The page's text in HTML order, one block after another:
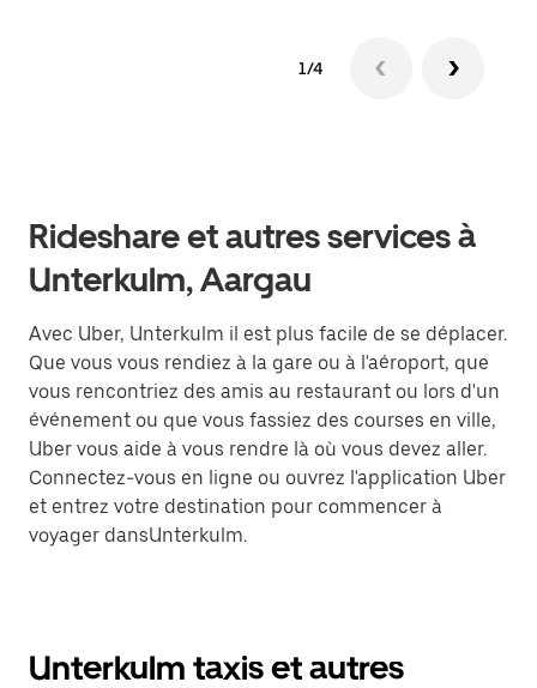
1/4
Rideshare et autres services à
Unterkulm, Aargau
Avec Uber, Unterkulm il est plus facile de se déplacer.
Que vous vous rendiez à la gare ou à l'aéroport, que
vous rencontriez des amis au restaurant ou lors d'un
événement ou que vous fassiez des courses en ville,
Uber vous aide à vous rendre là où vous devez aller.
Connectez-vous en ligne ou ouvrez l'application Uber
et entrez votre destination pour commencer à
voyager dansUnterkulm.
Unterkulm taxis et autres